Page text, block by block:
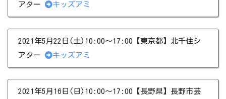
アター
キッズアミ
2021年5月22日(土)10:00～17:00【東京都】北千住シ
アター
キッズアミ
2021年5月16日(日)10:00～17:00【長野県】長野市芸